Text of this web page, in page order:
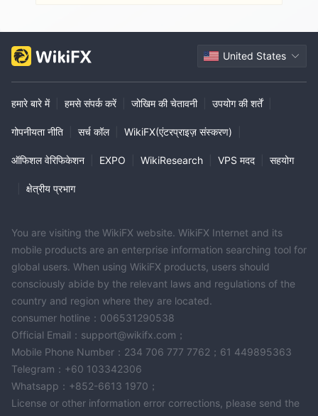
United States
हमारे बारे में हमसे संपर्क करें जोखिम की चेतावनी उपयोग की शर्तें
गोपनीयता नीति सर्च कॉल WikiFX(एंटरप्राइज़ संस्करण)
ऑफिशल वेरिफिकेशन EXPO WikiResearch VPS मदद सहयोग
क्षेत्रीय प्रभाग
You are visiting the WikiFX website. WikiFX Internet and its
mobile products are an enterprise information searching tool for
global users. When using WikiFX products, users should
consciously abide by the relevant laws and regulations of the
country and region where they are located.
consumer hotline：006531290538
Official Email：support@wikifx.com；
Mobile Phone Number：234 706 777 7762；61 449895363
Telegram：+60 103342306
Whatsapp：+852-6613 1970；
License or other information error corrections, please send the